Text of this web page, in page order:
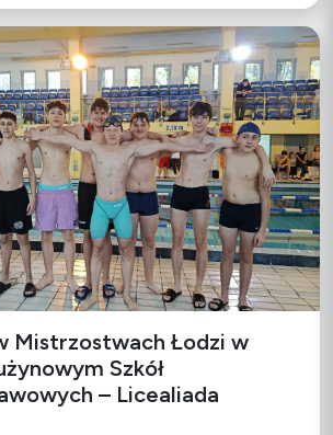
Mistrzostwach Łodzi w
Szkół
– Licealiada